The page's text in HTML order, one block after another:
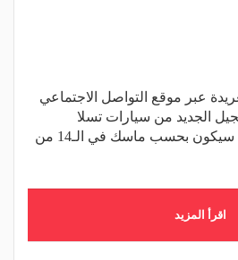
عبر موقع التواصل الاجتماعي
الجديد من سيارات تسلا
الكهربائية الذكية، والذي سيكون بحسب ماسك في الـ14 من
اقرأ المزيد